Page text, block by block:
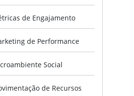
de Engajamento
de Performance
Social
de Recursos